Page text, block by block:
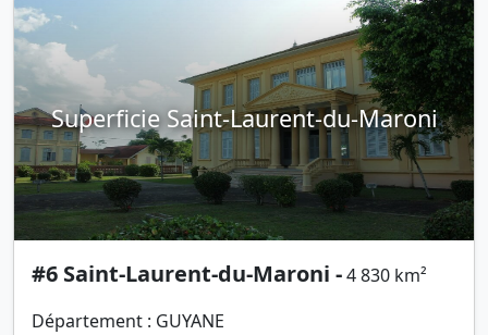
Superficie Saint-Laurent-du-Maroni
#6 Saint-Laurent-du-Maroni -4 830 km²
Département : GUYANE